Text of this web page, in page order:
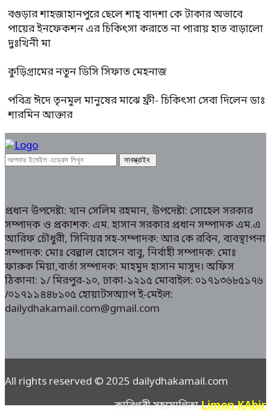
বগুড়ার শাহজাহানপুরে ছেলে শাহ্ বাদশা কে টাকার অভাবে
পায়ের ইনফেকশন এর চিকিৎসা করাতে না পারায় হাত বাড়ালো
দুঃখিনী মা
কুড়িগ্রামের নতুন ডিসি সিফাত মেহনাজ
পবিত্র ঈদে তৃনমুল মানুষের মাঝে ফ্রী- চিকিৎসা সেবা দিলেন ডাঃ
শারমিন আক্তার
প্রধান উপদেষ্টা: খান সেলিম রহমান, উপদেষ্টা: সোহেল সরকার
সম্পাদক ও প্রকাশক: এম. হাসান সরকার প্রধান সম্পাদক এম.এ
আরিফ চৌধুরী, সিনিয়র সহ-সম্পাদক: আর কে রবিন, ব্যবস্থাপনা
সম্পাদক: মোঃ বেল্লাল হোসেন বাবু, নির্বাহী সম্পাদক: মোঃ
ফারুক মিয়া,বার্তা সম্পাদক: মাহমুদ হাসান মাসুদ। অফিস
ঠিকানা: ১/ মিরপুর-১০, ঢাকা-১২১৫ মোবাইল: ০১৭১৩৬৮৫১৭৬
/০১৭১১৪৪৮১০৫ হোয়াটসঅ্যাপ ই-মেইল:
dailydhakamail.com@gmail.com
All rights reserved © 2025 dailydhakamail.com
কারিগরী সহযোগিতাLimon KAbir